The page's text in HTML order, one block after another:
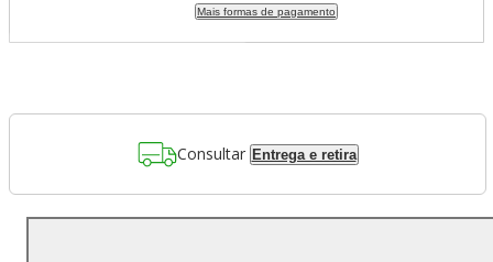
Mais formas de pagamento
Consultar Entrega e retira